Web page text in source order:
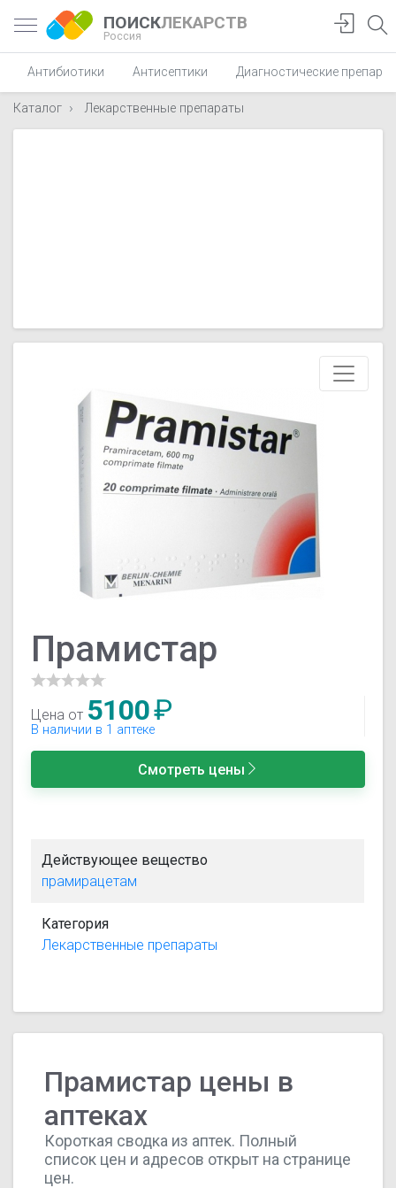
ПОИСКЛЕКАРСТВ
Россия
Антибиотики Антисептики Диагностические
Каталог Лекарственные препараты
Прамистар
Цена от 5100₽
В наличии в 1 аптеке
Смотреть цены
Действующее вещество
прамирацетам
Категория
Лекарственные препараты
Прамистар цены в
аптеках
Короткая сводка из аптек. Полный
список цен и адресов открыт на странице
цен.